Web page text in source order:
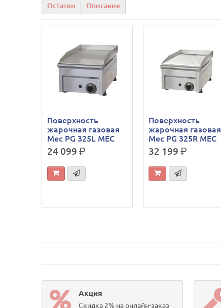
Остатки Описание
Поверхность
жарочная газовая
Mec PG 325L MEC
24 099р.
Поверхность
жарочная газовая
Mec PG 325R MEC
32 199р.
Акция
Скидка 2% на онлайн-заказ